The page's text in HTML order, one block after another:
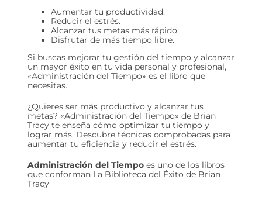
Aumentar tu productividad.
Reducir el estrés.
Alcanzar tus metas más rápido.
Disfrutar de más tiempo libre.
Si buscas mejorar tu gestión del tiempo y alcanzar
un mayor éxito en tu vida personal y profesional,
«Administración del Tiempo» es el libro que
necesitas.
¿Quieres ser más productivo y alcanzar tus
metas? «Administración del Tiempo» de Brian
Tracy te enseña cómo optimizar tu tiempo y
lograr más. Descubre técnicas comprobadas para
aumentar tu eficiencia y reducir el estrés.
Administración del Tiempoes uno de los libros
que conforman La Biblioteca del Éxito de Brian
Tracy